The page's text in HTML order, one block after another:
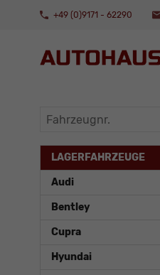
+49 (0)9171 - 62290
Fahrzeugnr.
LAGERFAHRZEUGE
Audi
Bentley
Cupra
Hyundai